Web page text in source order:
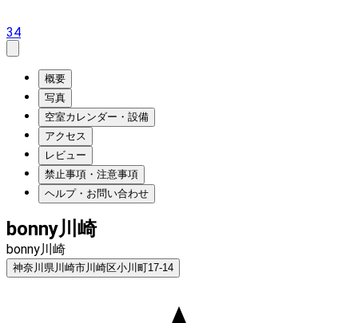
34
概要
写真
空室カレンダー・設備
アクセス
レビュー
禁止事項・注意事項
ヘルプ・お問い合わせ
bonny川崎
bonny川崎
神奈川県川崎市川崎区小川町17-14